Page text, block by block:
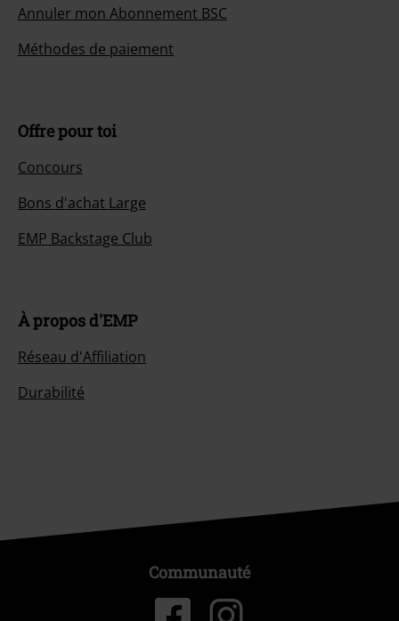
Annuler mon Abonnement BSC
Méthodes de paiement
Offre pour toi
Concours
Bons d'achat Large
EMP Backstage Club
À propos d'EMP
Réseau d'Affiliation
Durabilité
Communauté